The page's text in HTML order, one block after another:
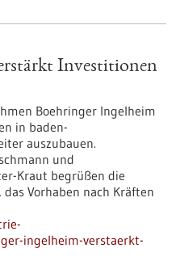
Investitionen
Boehringer Ingelheim
in baden-
auszubauen.
und
Kraut begrüßen die
Vorhaben nach Kräften
ingelheim-verstaerkt-